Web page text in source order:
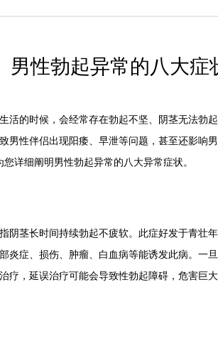
男性勃起异常的八大症
的时候，会经常存在勃起不坚、阴茎无法勃
男性伴侣出现阳痿、早泄等问题，甚至还影响
您详细阐明男性勃起异常的八大异常症状。
茎长时间持续勃起不疲软。此症好发于青壮
炎症、损伤、肿瘤、白血病等能诱发此病。一
疗，延误治疗可能会导致性勃起障碍，危害巨